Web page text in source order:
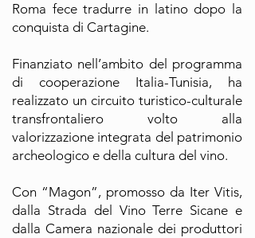
Roma fece tradurre in latino dopo la
conquista di Cartagine.
Finanziato nell’ambito del programma
di cooperazione Italia-Tunisia, ha
realizzato un circuito turistico-culturale
transfrontaliero volto alla
valorizzazione integrata del patrimonio
archeologico e della cultura del vino.
Con “Magon”, promosso da Iter Vitis,
dalla Strada del Vino Terre Sicane e
dalla Camera nazionale dei produttori